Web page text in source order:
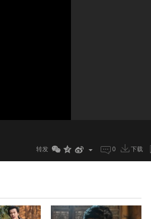
转发 0 下载